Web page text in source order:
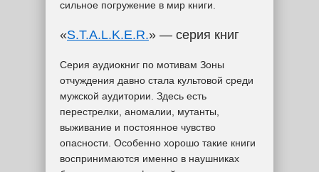
сильное погружение в мир книги.
«S.T.A.L.K.E.R.» — серия книг
Серия аудиокниг по мотивам Зоны
отчуждения давно стала культовой среди
мужской аудитории. Здесь есть
перестрелки, аномалии, мутанты,
выживание и постоянное чувство
опасности. Особенно хорошо такие книги
воспринимаются именно в наушниках